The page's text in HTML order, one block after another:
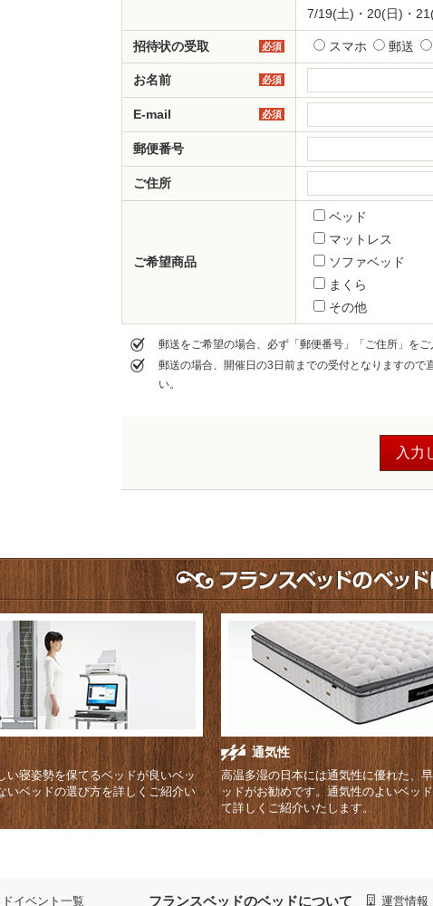
7/19(土)・20(日)・
必須
招待状の受取 スマホ 郵送
必須
お名前
必須
E-mail
郵便番号
ご住所
ご希望商品
ベッド
マットレス
ソファベッド
まくら
その他
郵送をご希望の場合、必ず「郵便番号」「ご住所」をご
郵送の場合、開催日の3日前までの受付となりますの
い。
い寝姿勢を保てるベッドが良いベッ
いベッドの選び方を詳しくご紹介い
通気性
高温多湿の日本には通気性に優れた、
ッドがお勧めです。通気性のよいベッ
て詳しくご紹介いたします。
イベント一覧 フランスベッドのベッドについて 運営情報